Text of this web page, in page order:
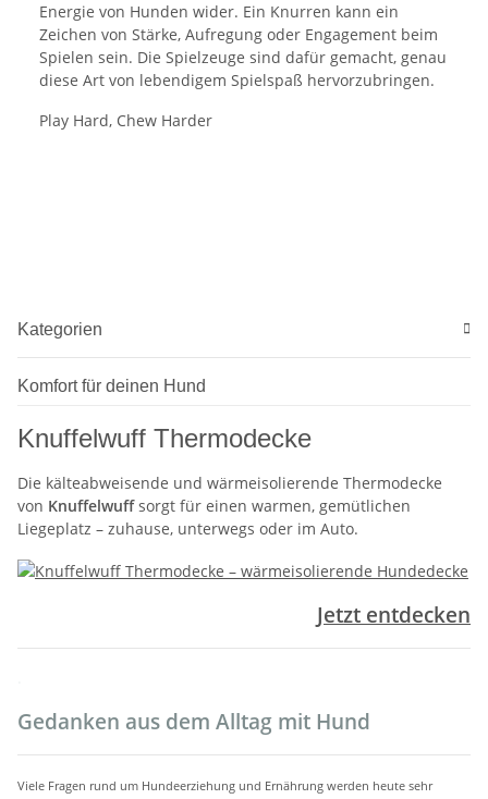
Energie von Hunden wider. Ein Knurren kann ein
Zeichen von Stärke, Aufregung oder Engagement beim
Spielen sein. Die Spielzeuge sind dafür gemacht, genau
diese Art von lebendigem Spielspaß hervorzubringen.
Play Hard, Chew Harder
Kategorien
Komfort für deinen Hund
Knuffelwuff Thermodecke
Die kälteabweisende und wärmeisolierende Thermodecke
von Knuffelwuffsorgt für einen warmen, gemütlichen
Liegeplatz – zuhause, unterwegs oder im Auto.
Jetzt entdecken
Gedanken aus dem Alltag mit Hund
Viele Fragen rund um Hundeerziehung und Ernährung werden heute sehr